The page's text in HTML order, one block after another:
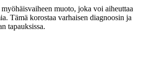
muoto, joka voi aiheuttaa
Tämä korostaa varhaisen diagnoosin ja
tapauksissa.